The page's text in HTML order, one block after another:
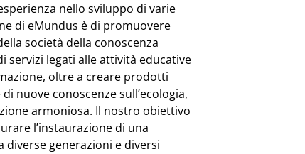
nello sviluppo di varie
di eMundus è di promuovere
società della conoscenza
servizi legati alle attività educative
oltre a creare prodotti
nuove conoscenze sull’ecologia,
armoniosa. Il nostro obiettivo
l’instaurazione di una
diverse generazioni e diversi